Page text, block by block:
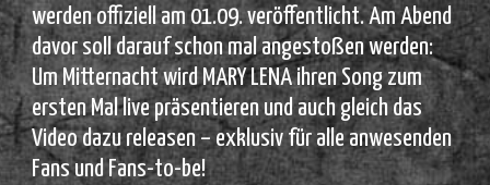
werden offiziell am 01.09. veröffentlicht. Am Abend
davor soll darauf schon mal angestoßen werden:
Um Mitternacht wird MARY LENA ihren Song zum
ersten Mal live präsentieren und auch gleich das
Video dazu releasen – exklusiv für alle anwesenden
Fans und Fans-to-be!